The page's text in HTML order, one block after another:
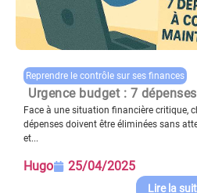
Reprendre le contrôle sur ses finances
Urgence budget : 7
Face à une situation financière critique,
dépenses doivent être éliminées sans
et...
Hugo 25/04/2025
Lire la